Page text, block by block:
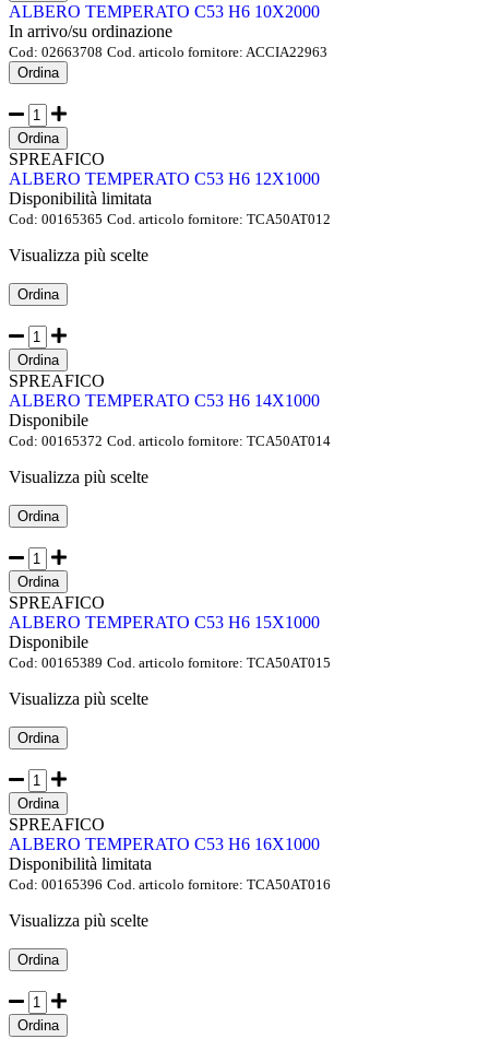
ALBERO TEMPERATO C53 H6 10X2000
In arrivo/su ordinazione
Cod: 02663708 Cod. articolo fornitore: ACCIA22963
Ordina
Ordina
SPREAFICO
ALBERO TEMPERATO C53 H6 12X1000
Disponibilità limitata
Cod: 00165365 Cod. articolo fornitore: TCA50AT012
Visualizza più scelte
Ordina
Ordina
SPREAFICO
ALBERO TEMPERATO C53 H6 14X1000
Disponibile
Cod: 00165372 Cod. articolo fornitore: TCA50AT014
Visualizza più scelte
Ordina
Ordina
SPREAFICO
ALBERO TEMPERATO C53 H6 15X1000
Disponibile
Cod: 00165389 Cod. articolo fornitore: TCA50AT015
Visualizza più scelte
Ordina
Ordina
SPREAFICO
ALBERO TEMPERATO C53 H6 16X1000
Disponibilità limitata
Cod: 00165396 Cod. articolo fornitore: TCA50AT016
Visualizza più scelte
Ordina
Ordina